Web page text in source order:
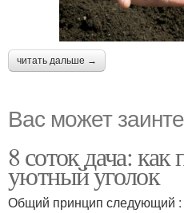
читать дальше →
Вас может
8 соток дача: как
уютный уголок
Общий принцип следующий